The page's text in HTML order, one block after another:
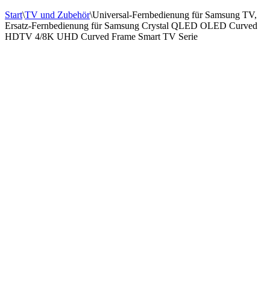
Start\TV und Zubehör\Universal-Fernbedienung für Samsung TV,
Ersatz-Fernbedienung für Samsung Crystal QLED OLED Curved
HDTV 4/8K UHD Curved Frame Smart TV Serie